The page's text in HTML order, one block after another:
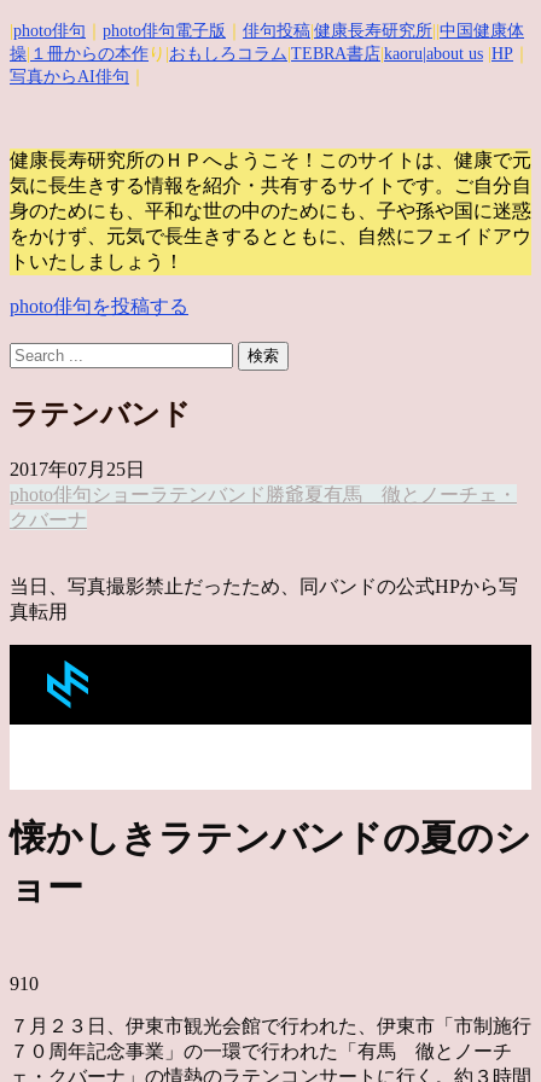
photo俳句 photo俳句電子版 俳句投稿 健康長寿研究所 中国健康体
操 １冊からの本作 り| おもしろコラム TEBRA書店 kaoru |about us HP
写真からAI俳句
健康長寿研究所のＨＰへようこそ！このサイトは、健康で元
気に長生きする情報を紹介・共有するサイトです。
ご自分自
身のためにも、平和な世の中のためにも、子や孫や国に迷惑
をかけず、元気で長生きするとともに、自然にフェイドアウ
トいたしましょう！
photo俳句を投稿する
ラテンバンド
2017年07月25日
photo俳句ショーラテンバンド 勝爺夏有馬 徹とノーチェ・
クバーナ
当日、写真撮影禁止だったため、同バンドの公式HPから写
真転用
懐かしきラテンバンドの夏のシ
ョー
910
７月２３日、伊東市観光会館で行われた、伊東市「市制施行
７０周年記念事業」の一環で行われた「有馬 徹とノーチ
ェ・クバーナ」の情熱のラテンコンサートに行く。約３時間